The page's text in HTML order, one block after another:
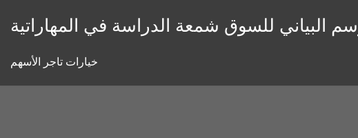
البياني للسوق شمعة الدراسة في المهاراتية
خيارات تاجر الأسهم